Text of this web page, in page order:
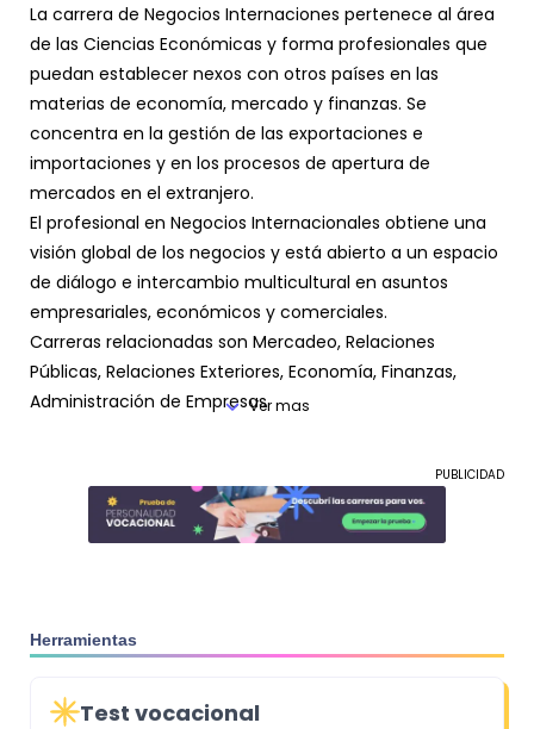
La carrera de Negocios Internaciones pertenece al área
de las Ciencias Económicas y forma profesionales que
puedan establecer nexos con otros países en las
materias de economía, mercado y finanzas. Se
concentra en la gestión de las exportaciones e
importaciones y en los procesos de apertura de
mercados en el extranjero.
El profesional en Negocios Internacionales obtiene una
visión global de los negocios y está abierto a un espacio
de diálogo e intercambio multicultural en asuntos
empresariales, económicos y comerciales.
Carreras relacionadas son Mercadeo, Relaciones
Públicas, Relaciones Exteriores, Economía, Finanzas,
Administración de Empresas.Ver mas
PUBLICIDAD
Herramientas
Test vocacional